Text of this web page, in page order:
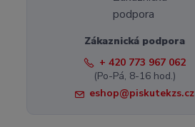
Zákaznická podpora
+ 420 773 967 062
(Po-Pá, 8-16 hod.)
eshop@piskutekzs.cz